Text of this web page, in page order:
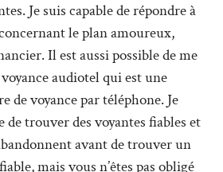
Je suis capable de répondre à
le plan amoureux,
Il est aussi possible de me
audiotel qui est une
de voyance par téléphone. Je
de trouver des voyantes fiables et
avant de trouver un
mais vous n’êtes pas obligé